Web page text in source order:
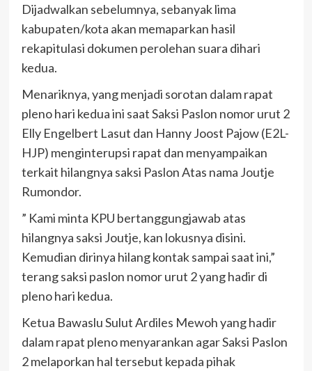
Dijadwalkan sebelumnya, sebanyak lima
kabupaten/kota akan memaparkan hasil
rekapitulasi dokumen perolehan suara dihari
kedua.
Menariknya, yang menjadi sorotan dalam rapat
pleno hari kedua ini saat Saksi Paslon nomor urut 2
Elly Engelbert Lasut dan Hanny Joost Pajow (E2L-
HJP) menginterupsi rapat dan menyampaikan
terkait hilangnya saksi Paslon Atas nama Joutje
Rumondor.
” Kami minta KPU bertanggungjawab atas
hilangnya saksi Joutje, kan lokusnya disini.
Kemudian dirinya hilang kontak sampai saat ini,”
terang saksi paslon nomor urut 2 yang hadir di
pleno hari kedua.
Ketua Bawaslu Sulut Ardiles Mewoh yang hadir
dalam rapat pleno menyarankan agar Saksi Paslon
2 melaporkan hal tersebut kepada pihak